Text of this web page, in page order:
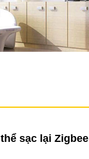
sạc lại Zigbee